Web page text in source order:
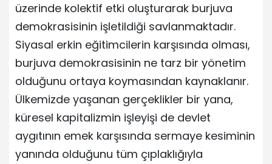
üzerinde kolektif etki oluşturarak burjuva
demokrasisinin işletildiği savlanmaktadır.
Siyasal erkin eğitimcilerin karşısında olması,
burjuva demokrasisinin ne tarz bir yönetim
olduğunu ortaya koymasından kaynaklanır.
Ülkemizde yaşanan gerçeklikler bir yana,
küresel kapitalizmin işleyişi de devlet
aygıtının emek karşısında sermaye kesiminin
yanında olduğunu tüm çıplaklığıyla